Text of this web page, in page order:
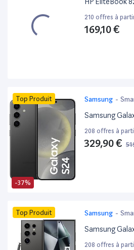
210 offres à
169,10 €
-37%
Top Produit Samsung -
Samsung
208 offres à
329,90 €
Top Produit Samsung -
Samsung
208 offres à